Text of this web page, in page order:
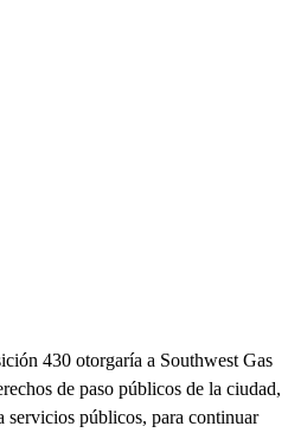
430 otorgaría a Southwest Gas
de paso públicos de la ciudad,
servicios públicos, para continuar